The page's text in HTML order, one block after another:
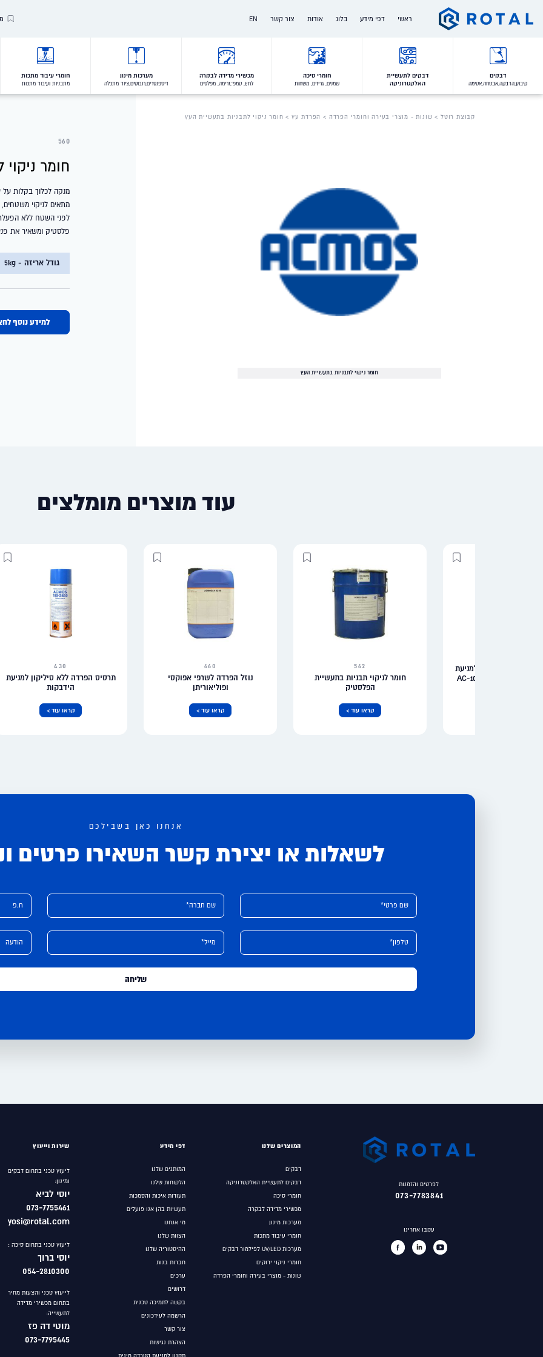
ראשי דפי מידע בלוג אודות
הצוות שלנו
צור קשר EN
Our Clients
דבקים
קיבוע,הדבקה,אבטחה,אטימה
דבקים לתעשיית
האלקטרוניקה
חומרי סיכה
שמנים, גריזים, משחות
מכשירי מדידה לבקרה
לחץ, טמפ',זרימה, מפלסים
מערכות מינון
דיספנסרים,רובוטים,ציוד מתכלה
חומרי עיבוד מתכות
מתבניות ועיבוד מתכות
קבוצת רוטל > שונות - מוצרי בעירה וחומרי הפרדה > הפרדת עץ > חומר ניקוי לתבניות בתעשיית העץ
חומר ניקוי לתבניות בתעשיית העץ
560
חומר
מנקה לכלוך בקלות
מתאים לניקוי
לפני השטח ללא הפעלת
פלסטיק ומשאיר את
גודל אריזה - 5kg
למידע נוסף
עוד מוצרים מומלצים
ללא סיליקון למניעת
הידבקות – AC-100-2450-400ML-
562
חומר לניקוי תבניות בתעשיית
הפלסטיק
קראו עוד >
660
נוזל הפרדה לשרפי אפוקסי
ופוליאוריתן
קראו עוד >
430
תרסיס הפרדה ללא סיליקון למניעת
הידבקות
קראו עוד >
אנחנו כאן בשבילכם
לשאלות או יצירת קשר השאירו פרטים
Please leave this field empty.
שם פרטי* שם חברה* ח.פ
טלפון* מייל* הודעה
Alternative:
לפרטים והזמנות
073-7783841
עקבו אחרינו
המוצרים שלנו
דבקים
דבקים לתעשיית האלקטרוניקה
חומרי סיכה
מכשירי מדידה לבקרה
מערכות מינון
חומרי עיבוד מתכות
מערכות UV/LED לפילמור דבקים
חומרי ניקוי ירוקים
שונות - מוצרי בעירה וחומרי הפרדה
דפי מידע
המותגים שלנו
הלקוחות שלנו
תעודות איכות והסמכות
תעשיות בהן אנו פועלים
מי אנחנו
הצוות שלנו
ההיסטוריה שלנו
חברות בנות
ערכים
דרושים
בקשה לתמיכה טכנית
הרשמה לעידכונים
צור קשר
הצהרת נגישות
תקנון למניעת הטרדה מינית
שירות וייעוץ
ליעוץ טכני בתחום דבקים
ומינון:
יוסי לביא
073-7755461
yosi@rotal.com
ליעוץ טכני בתחום סיכה :
יוסי ברוך
054-2810300
לייעוץ טכני והצעות מחיר
בתחום מכשירי מדידה
לתעשייה:
מוטי דה פז
073-7795445